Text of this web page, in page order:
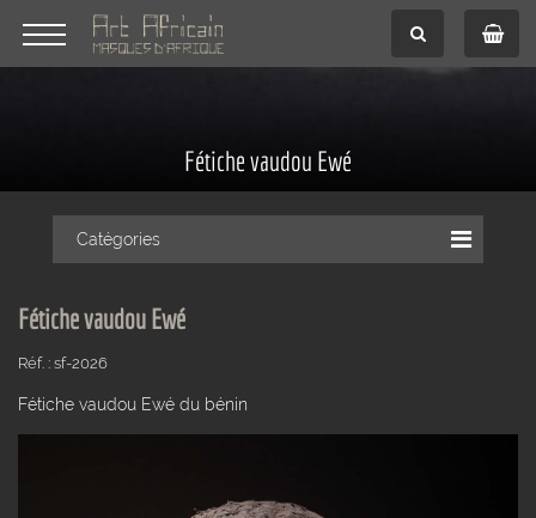
Fétiche vaudou Ewé
Catégories
Fétiche vaudou Ewé
Réf. : sf-2026
Fétiche vaudou Ewé du bénin